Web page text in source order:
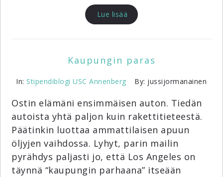
Lue lisää
Kaupungin paras
In: Stipendiblogi USC Annenberg By: jussijormanainen
Ostin elämäni ensimmäisen auton. Tiedän
autoista yhtä paljon kuin rakettitieteestä.
Päätinkin luottaa ammattilaisen apuun
öljyjen vaihdossa. Lyhyt, parin mailin
pyrähdys paljasti jo, että Los Angeles on
täynnä “kaupungin parhaana” itseään